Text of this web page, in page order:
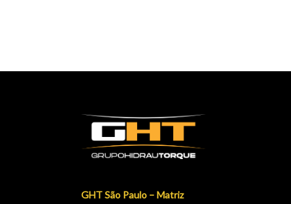
GHT São Paulo – Matriz